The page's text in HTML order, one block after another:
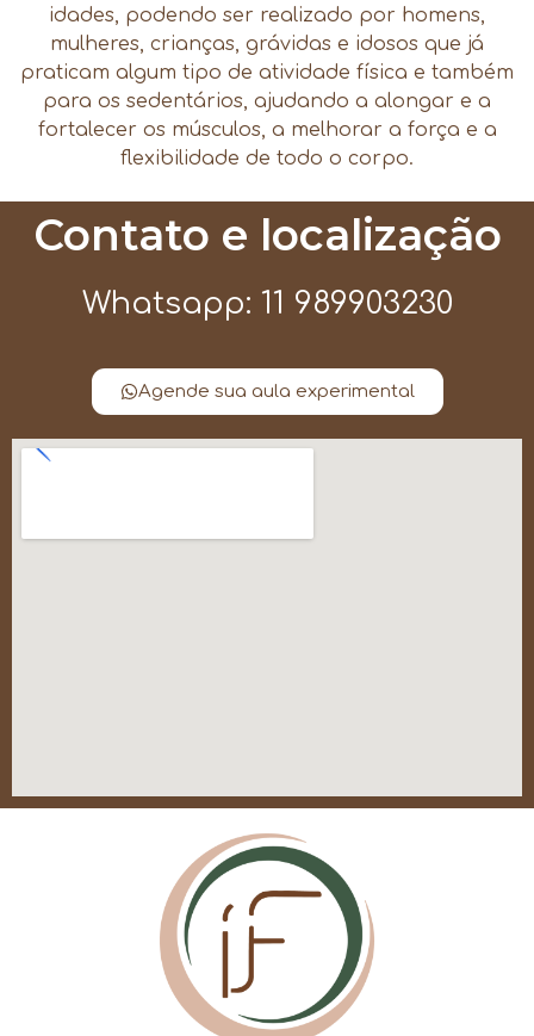
idades, podendo ser realizado por homens,
mulheres, crianças, grávidas e idosos que já
praticam algum tipo de atividade física e também
para os sedentários, ajudando a alongar e a
fortalecer os músculos, a melhorar a força e a
flexibilidade de todo o corpo.
Contato e localização
Whatsapp: 11 989903230
Agende sua aula experimental